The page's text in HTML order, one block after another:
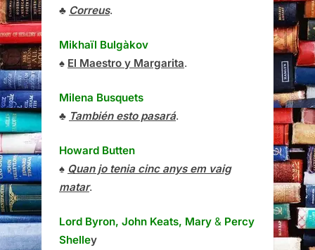
♣ Correus.
Mikhaïl Bulgàkov
♠ El Maestro y Margarita.
Milena Busquets
♣ También esto pasará.
Howard Butten
♠ Quan jo tenia cinc anys em vaig
matar.
Lord Byron, John Keats, Mary & Percy
Shelley